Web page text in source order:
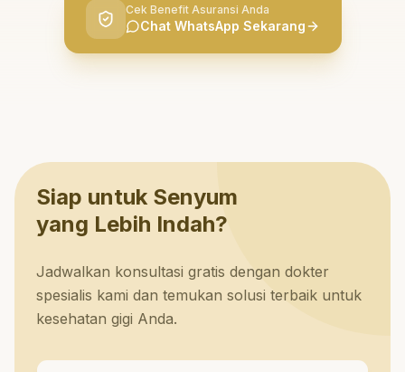
Cek Benefit Asuransi Anda
Chat WhatsApp Sekarang
Siap untuk Senyum
yang Lebih Indah?
Jadwalkan konsultasi gratis dengan dokter
spesialis kami dan temukan solusi terbaik untuk
kesehatan gigi Anda.